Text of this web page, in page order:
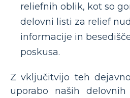
reliefnih oblik, kot so
delovni listi za relief
informacije in
poskusa.
Z vključitvijo teh
uporabo naših